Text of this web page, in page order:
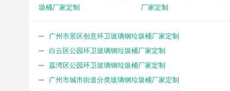
圾桶厂家定制
厂家定制
广州市景区创意环卫玻璃钢垃圾桶厂家定制
白云区公园环卫玻璃钢垃圾桶厂家定制
荔湾区公园环卫玻璃钢垃圾桶厂家定制
广州市城市街道分类玻璃钢垃圾桶厂家定制